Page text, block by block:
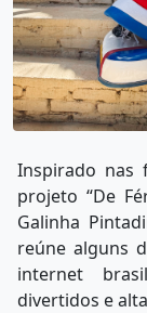
Inspirado nas
projeto “De
Galinha
reúne alguns
internet
divertidos e